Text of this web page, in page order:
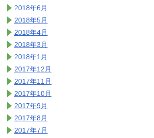
2018年6月
2018年5月
2018年4月
2018年3月
2018年1月
2017年12月
2017年11月
2017年10月
2017年9月
2017年8月
2017年7月